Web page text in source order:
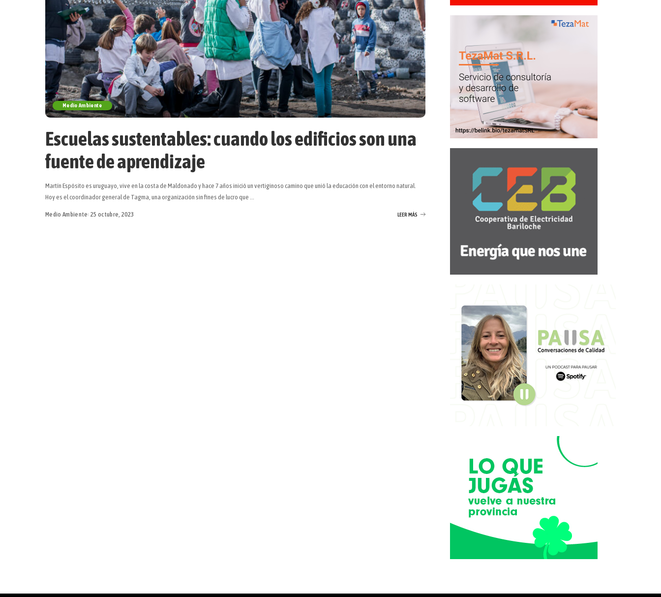
Medio Ambiente
Escuelas sustentables: cuando los edificios son una
fuente de aprendizaje
Martín Espósito es uruguayo, vive en la costa de Maldonado y hace 7 años inició un vertiginoso camino que unió la educación con el entorno natural.
Hoy es el coordinador general de Tagma, una organización sin fines de lucro que
Medio Ambiente 25 octubre, 2023 LEER MÁS